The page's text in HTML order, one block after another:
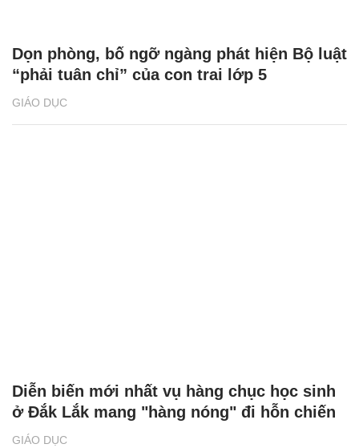
GIÁO DỤC
Dọn phòng, bố ngỡ ngàng phát hiện Bộ luật
“phải tuân chỉ” của con trai lớp 5
GIÁO DỤC
Diễn biến mới nhất vụ hàng chục học sinh
ở Đắk Lắk mang "hàng nóng" đi hỗn chiến